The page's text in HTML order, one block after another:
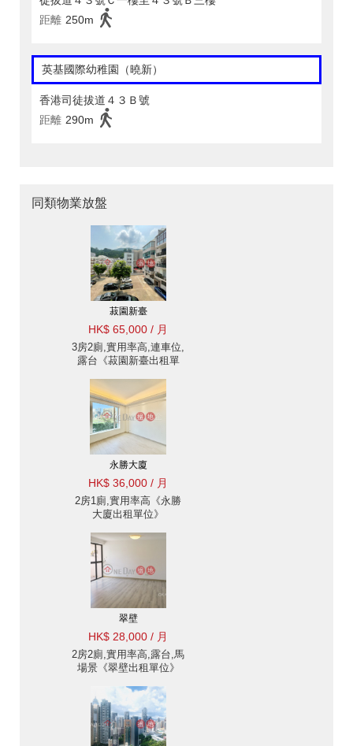
距離 250m
英基國際幼稚園（曉新）
香港司徒拔道４３Ｂ號
距離 290m
同類物業放盤
菽園新臺
HK$ 65,000 / 月
3房2廁,實用率高,連車位,
露台《菽園新臺出租單
永勝大廈
HK$ 36,000 / 月
2房1廁,實用率高《永勝
大廈出租單位》
翠壁
HK$ 28,000 / 月
2房2廁,實用率高,露台,馬
場景《翠壁出租單位》